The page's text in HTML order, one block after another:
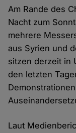
Am Rande des
Nacht zum
mehrere
aus Syrien und
sitzen derzeit in
den letzten
Laut